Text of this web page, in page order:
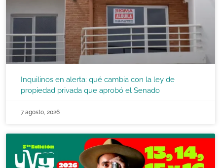
Inquilinos en alerta: qué cambia con la ley de
propiedad privada que aprobó el Senado
7 agosto, 2026